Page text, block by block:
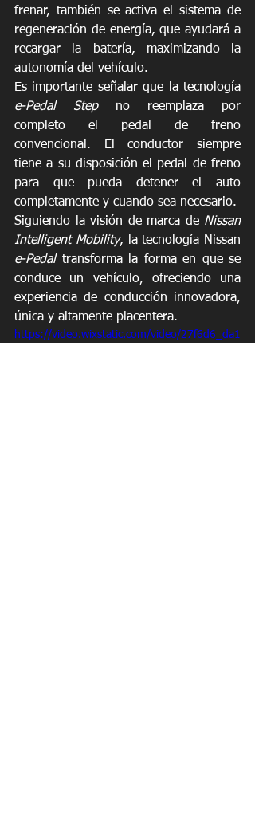
frenar, también se activa el sistema de
regeneración de energía, que ayudará a
recargar la batería, maximizando la
autonomía del vehículo.
e-Pedal Step no reemplaza por
completo el pedal de freno
convencional. El conductor siempre
tiene a su disposición el pedal de freno
para que pueda detener el auto
completamente y cuando sea necesario.
Siguiendo la visión de marca de Nissan
Intelligent Mobility
e-Pedal transforma la forma en que se
conduce un vehículo, ofreciendo una
experiencia de conducción innovadora,
única y altamente placentera.
https://video.wixstatic.com/video/27f6d6_da1